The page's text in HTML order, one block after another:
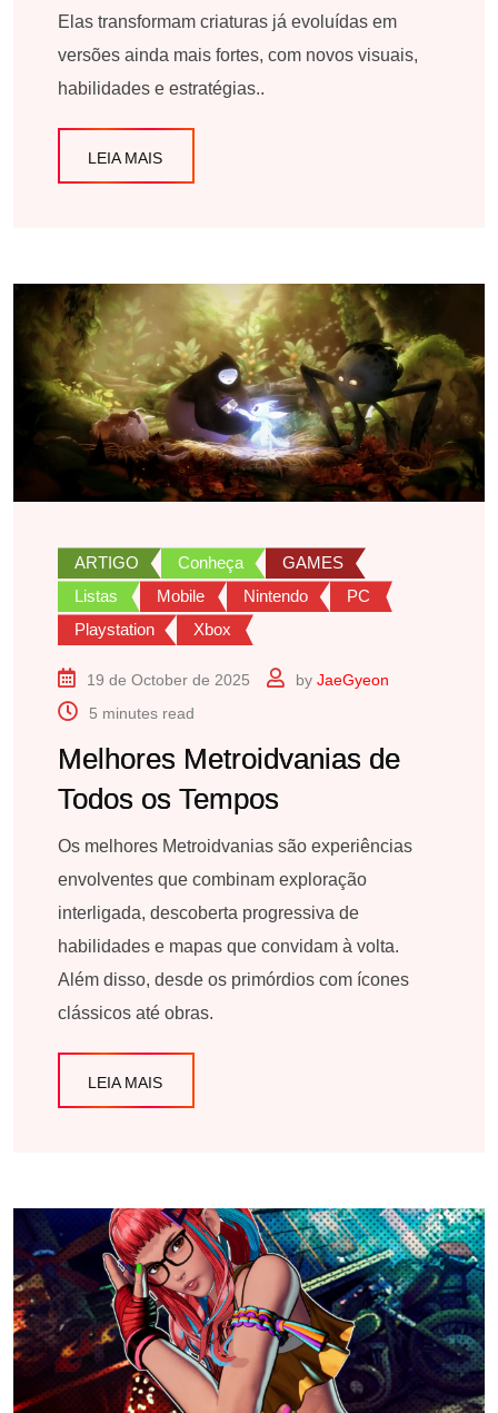
Elas transformam criaturas já evoluídas em
versões ainda mais fortes, com novos visuais,
habilidades e estratégias..
LEIA MAIS
ARTIGO Conheça
GAMES
Listas
Mobile Nintendo
PC
Playstation
Xbox
19 de October de 2025 by JaeGyeon
5 minutes read
Melhores Metroidvanias de
Todos os Tempos
Os melhores Metroidvanias são experiências
envolventes que combinam exploração
interligada, descoberta progressiva de
habilidades e mapas que convidam à volta.
Além disso, desde os primórdios com ícones
clássicos até obras.
LEIA MAIS